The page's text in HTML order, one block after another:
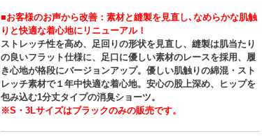
■お客様のお声から改善：素材と縫製を見直し､なめらかな肌触
りと快適な着心地にリニューアル！
ストレッチ性を高め、足回りの形状を見直し、縫製は肌当たり
の良いフラット仕様に、足口に優しい素材のレースを採用、履
き心地が格段にバージョンアップ。優しい肌触りの綿混・スト
レッチ素材で１年中快適な着心地。安心の股上深め、ヒップを
包み込む1分丈タイプの消臭ショーツ。
※S・3Lサイズはブラックのみの販売です。